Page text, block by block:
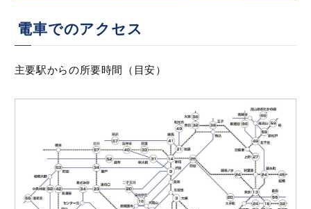
電車でのアクセス
主要駅からの所要時間（目安）